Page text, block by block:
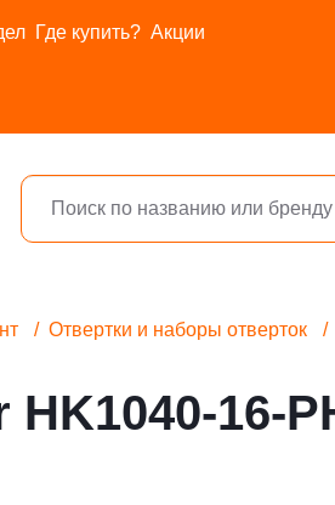
Где купить? Акции
Отвертки и наборы отверток
16-